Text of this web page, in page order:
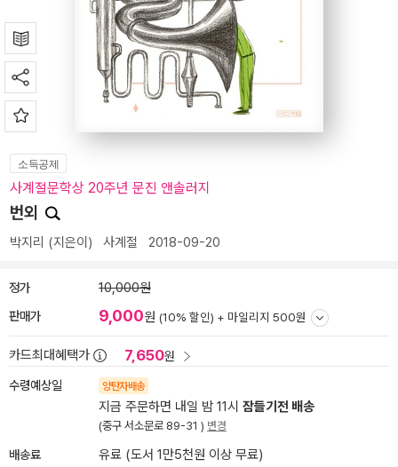
소득공제
사계절문학상 20주년 문진 앤솔러지
번외
박지리 (지은이) 사계절 2018-09-20
정가 10,000원
판매가 9,000원 (10% 할인) + 마일리지 500원
카드최대혜택가 7,650원
수령예상일 양탄자배송
지금 주문하면 내일 밤 11시 잠들기전 배송
(중구 서소문로 89-31 ) 변경
배송료 유료 (도서 1만5천원 이상 무료)